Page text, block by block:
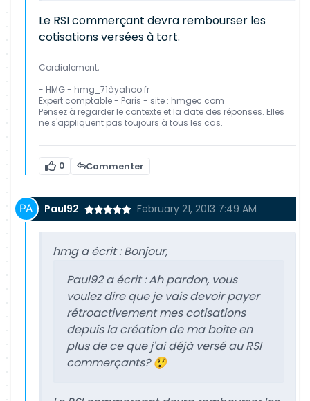
Le RSI commerçant devra rembourser les
cotisations versées à tort.
Cordialement,
- HMG - hmg_71àyahoo.fr
Expert comptable - Paris - site : hmgec com
Pensez à regarder le contexte et la date des réponses. Elles
ne s'appliquent pas toujours à tous les cas.
0 Commenter
Paul92 February 21, 2013 7:49 AM
hmg a écrit :Bonjour,
Paul92 a écrit :Ah pardon, vous
voulez dire que je vais devoir payer
rétroactivement mes cotisations
depuis la création de ma boîte en
plus de ce que j'ai déjà versé au RSI
commerçants? 😲